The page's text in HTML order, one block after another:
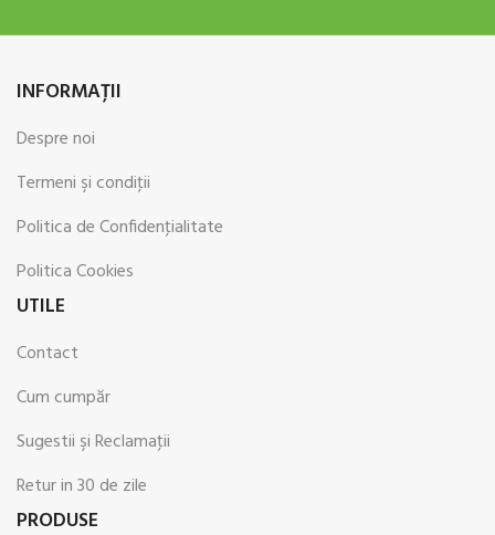
INFORMAŢII
Despre noi
Termeni şi condiţii
Politica de Confidenţialitate
Politica Cookies
UTILE
Contact
Cum cumpăr
Sugestii şi Reclamaţii
Retur in 30 de zile
PRODUSE